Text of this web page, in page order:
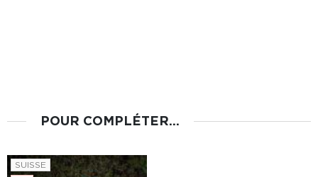
POUR COMPLÉTER...
SUISSE